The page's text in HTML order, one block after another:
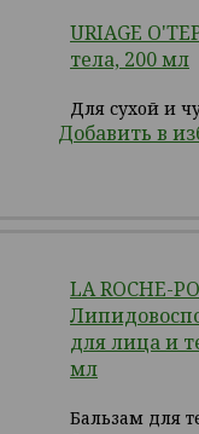
URIAGE
тела, 200 мл
Для сухой и
Добавить в
LA ROCHE-
для лица и
мл
Бальзам для